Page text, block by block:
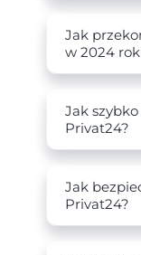
Jak
w 2024
Jak
Privat24?
Jak
Privat24?